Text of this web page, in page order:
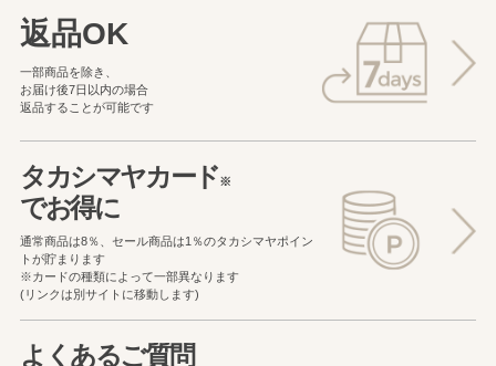
返品OK
一部商品を除き、
お届け後7日以内の場合
返品することが可能です
タカシマヤカード※
でお得に
通常商品は8％、セール商品は1％のタカシマヤポイン
トが貯まります
※カードの種類によって一部異なります
(リンクは別サイトに移動します)
よくあるご質問